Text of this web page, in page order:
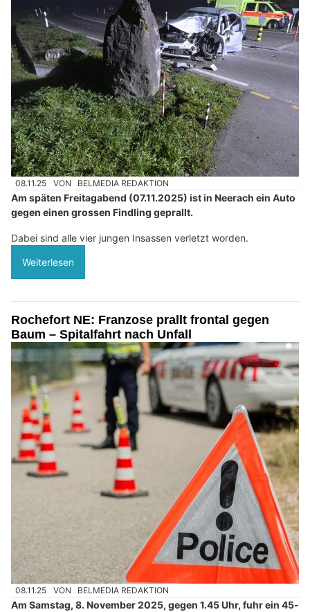
08.11.25 VON BELMEDIA REDAKTION
Am späten Freitagabend (07.11.2025) ist in Neerach ein Auto
gegen einen grossen Findling geprallt.
Dabei sind alle vier jungen Insassen verletzt worden.
Weiterlesen
Rochefort NE: Franzose prallt frontal gegen
Baum – Spitalfahrt nach Unfall
08.11.25 VON BELMEDIA REDAKTION
Am Samstag, 8. November 2025, gegen 1.45 Uhr, fuhr ein 45-